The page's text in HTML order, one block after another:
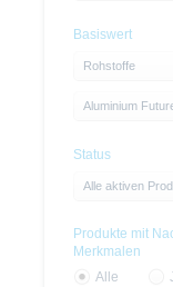
Basiswert
Rohstoffe
Aluminium
Status
Alle aktiven
Produkte mit
Merkmalen
Alle